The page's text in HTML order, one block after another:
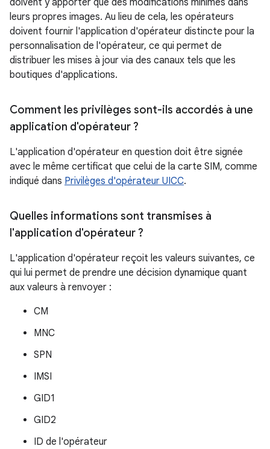
doivent y apporter que des modifications minimes dans
leurs propres images. Au lieu de cela, les opérateurs
doivent fournir l'application d'opérateur distincte pour la
personnalisation de l'opérateur, ce qui permet de
distribuer les mises à jour via des canaux tels que les
boutiques d'applications.
Comment les privilèges sont-ils accordés à une
application d'opérateur ?
L'application d'opérateur en question doit être signée
avec le même certificat que celui de la carte SIM, comme
indiqué dans Privilèges d'opérateur UICC.
Quelles informations sont transmises à
l'application d'opérateur ?
L'application d'opérateur reçoit les valeurs suivantes, ce
qui lui permet de prendre une décision dynamique quant
aux valeurs à renvoyer :
CM
MNC
SPN
IMSI
GID1
GID2
ID de l'opérateur